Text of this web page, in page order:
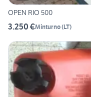
OPEN RIO 500
3.250 €Minturno(LT)